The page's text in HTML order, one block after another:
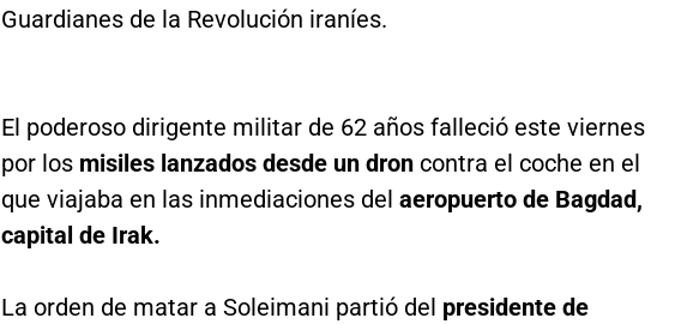
Guardianes de la Revolución iraníes.
El poderoso dirigente militar de 62 años falleció este viernes
por los misiles lanzados desde un droncontra el coche en el
que viajaba en las inmediaciones del aeropuerto de Bagdad,
capital de Irak.
La orden de matar a Soleimani partió del presidente de